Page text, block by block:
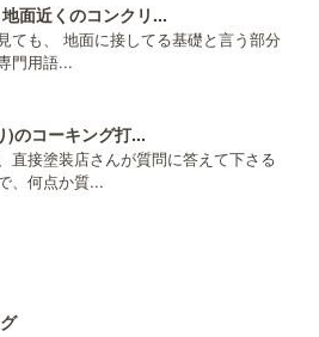
面近くのコンクリ...
ても、 地面に接してる基礎と言う部分
門用語...
)のコーキング打...
直接塗装店さんが質問に答えて下さる
、何点か質...